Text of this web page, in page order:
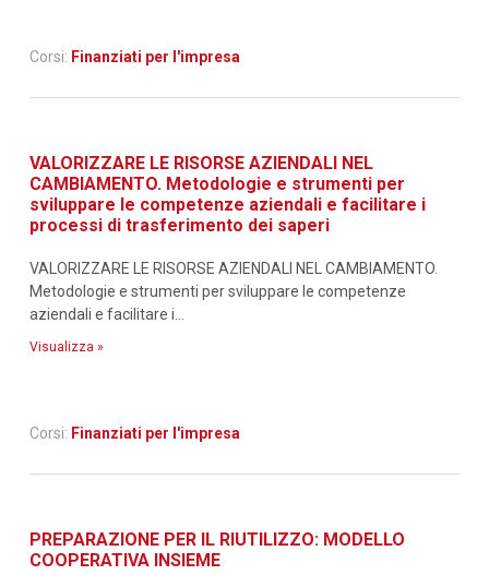
Corsi: Finanziati per l'impresa
VALORIZZARE LE RISORSE AZIENDALI NEL
CAMBIAMENTO. Metodologie e strumenti per
sviluppare le competenze aziendali e facilitare i
processi di trasferimento dei saperi
VALORIZZARE LE RISORSE AZIENDALI NEL CAMBIAMENTO.
Metodologie e strumenti per sviluppare le competenze
aziendali e facilitare i...
Visualizza »
Corsi: Finanziati per l'impresa
PREPARAZIONE PER IL RIUTILIZZO: MODELLO
COOPERATIVA INSIEME